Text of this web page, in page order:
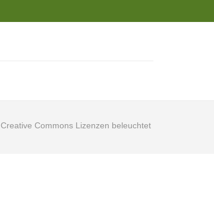
Creative Commons Lizenzen beleuchtet